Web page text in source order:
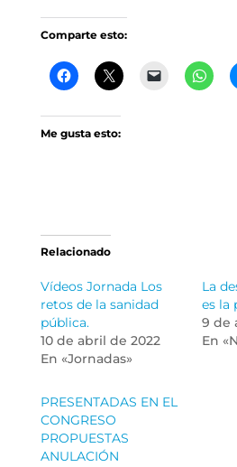
Comparte esto:
Me gusta esto:
Relacionado
Vídeos Jornada Los
retos de la sanidad
pública.
10 de abril de 2022
En «Jornadas»
La
es la
9 de
En
PRESENTADAS EN EL
CONGRESO
PROPUESTAS
ANULACIÓN